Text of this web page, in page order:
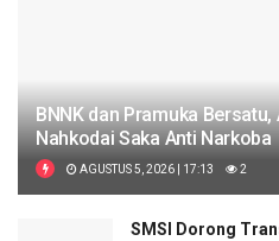
BNNK dan Pramuka Bersatu,
Nahkodai Saka Anti Narkoba
AGUSTUS 5, 2026 | 17:13 2
SMSI Dorong